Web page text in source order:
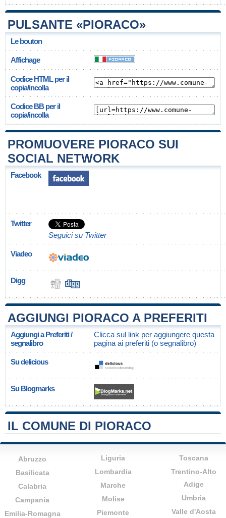
PULSANTE «PIORACO»
Le bouton
Affichage
Codice HTML per il
copia/incolla
Codice BB per il
copia/incolla
PROMUOVERE PIORACO SUI
SOCIAL NETWORK
Facebook
Twitter
Seguici su Twitter
Viadeo
Digg
AGGIUNGI PIORACO A PREFERITI
Aggiungi a Preferiti /
segnalibro
Clicca sul link per aggiungere questa
pagina ai preferiti (o segnalibro)
Su delicious
Su Blogmarks
IL COMUNE DI PIORACO
Abruzzo
Basilicata
Calabria
Campania
Emilia-Romagna
Liguria
Lombardia
Marche
Molise
Piemonte
Toscana
Trentino-Alto
Adige
Umbria
Valle d'Aosta